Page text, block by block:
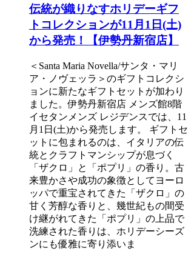
伝統が織りなすホリデーギフ
トコレクションが11月1日(土)
から発売！【伊勢丹新宿店】
＜Santa Maria Novella/サンタ・マリ
ア・ノヴェッラ＞のギフトコレクシ
ョンに新たなギフトセットが加わり
ました。伊勢丹新宿店 メンズ館8階
イセタンメンズ レジデンスでは、11
月1日(土)から発売します。 ギフトセ
ットに包まれるのは、イタリアの伝
統とクラフトマンシップが息づく
「ザクロ」と「ポプリ」の香り。古
来豊かさや成功の象徴としてヨーロ
ッパで重宝されてきた「ザクロ」の
甘く芳醇な香りと、幾世紀もの間受
け継がれてきた「ポプリ」の上品で
洗練された香りは、ホリデーシーズ
ンにも優雅に寄り添いま